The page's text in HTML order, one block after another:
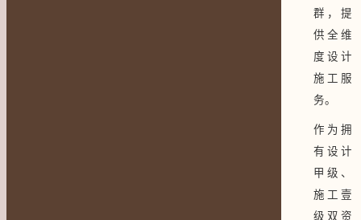
群，提
供全维
度设计
施工服
务。
作为拥
有设计
甲级、
施工壹
级双资